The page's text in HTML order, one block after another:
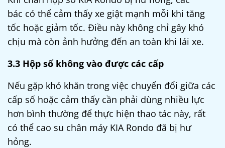
bác có thể cảm thấy xe giật mạnh mỗi khi tăng
tốc hoặc giảm tốc. Điều này không chỉ gây khó
chịu mà còn ảnh hưởng đến an toàn khi lái xe.
3.3 Hộp số không vào được các cấp
Nếu gặp khó khăn trong việc chuyển đổi giữa các
cấp số hoặc cảm thấy cần phải dùng nhiều lực
hơn bình thường để thực hiện thao tác này, rất
có thể cao su chân máy KIA Rondo đã bị hư
hỏng.